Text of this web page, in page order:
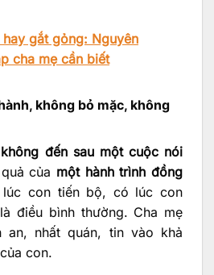
hay gắt gỏng: Nguyên
cha mẹ cần biết
không bỏ mặc, không
không đến sau một cuộc nói
của một hành trình đồng
con tiến bộ, có lúc con
điều bình thường. Cha mẹ
an, nhất quán, tin vào khả
con.